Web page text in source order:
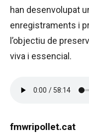
han desenvolupat
enregistraments i
l’objectiu de
viva i essencial.
fmwripollet.cat